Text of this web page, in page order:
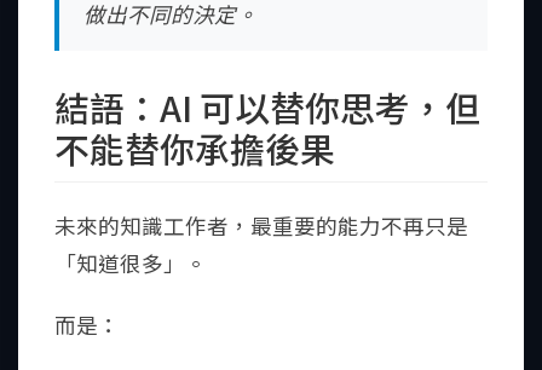
做出不同的決定。
結語：AI 可以替你思考，但
不能替你承擔後果
未來的知識工作者，最重要的能力不再只是
「知道很多」。
而是：